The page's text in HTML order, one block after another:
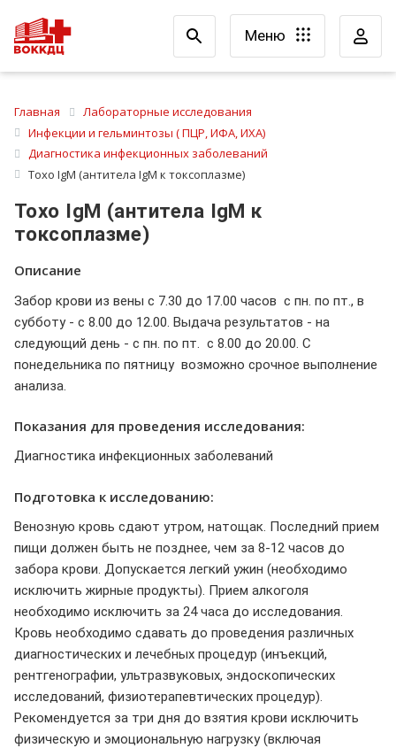
Меню
Главная
Лабораторные исследования
Инфекции и гельминтозы ( ПЦР, ИФА, ИХА)
Диагностика инфекционных заболеваний
Toxo IgM (антитела IgM к токсоплазме)
Toxo IgM (антитела IgM к
токсоплазме)
Описание
Забор крови из вены с 7.30 до 17.00 часов с пн. по пт., в
субботу - с 8.00 до 12.00. Выдача результатов - на
следующий день - с пн. по пт. с 8.00 до 20.00. С
понедельника по пятницу возможно срочное выполнение
анализа.
Показания для проведения исследования:
Диагностика инфекционных заболеваний
Подготовка к исследованию:
Венозную кровь сдают утром, натощак. Последний прием
пищи должен быть не позднее, чем за 8-12 часов до
забора крови. Допускается легкий ужин (необходимо
исключить жирные продукты). Прием алкоголя
необходимо исключить за 24 часа до исследования.
Кровь необходимо сдавать до проведения различных
диагностических и лечебных процедур (инъекций,
рентгенографии, ультразвуковых, эндоскопических
исследований, физиотерапевтических процедур).
Рекомендуется за три дня до взятия крови исключить
физическую и эмоциональную нагрузку (включая